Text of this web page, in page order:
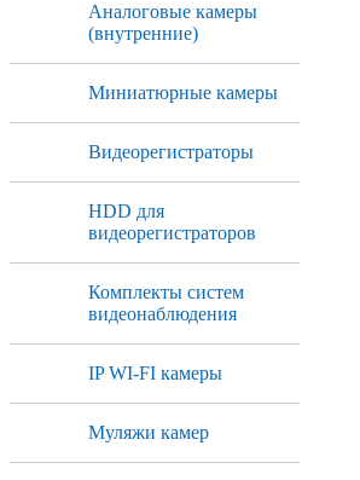
Аналоговые камеры
(внутренние)
Миниатюрные камеры
Видеорегистраторы
HDD для
видеорегистраторов
Комплекты систем
видеонаблюдения
IP WI-FI камеры
Муляжи камер